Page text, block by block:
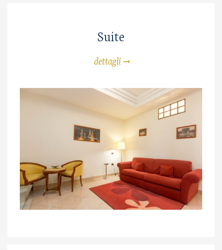
Suite
dettagli